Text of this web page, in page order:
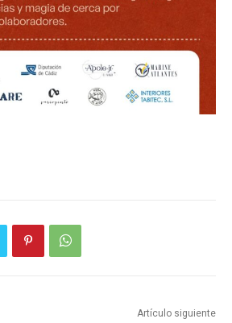
Artículo siguiente